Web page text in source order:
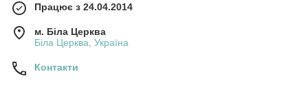
Працює з 24.04.2014
м. Біла Церква
Біла Церква, Україна
Контакти